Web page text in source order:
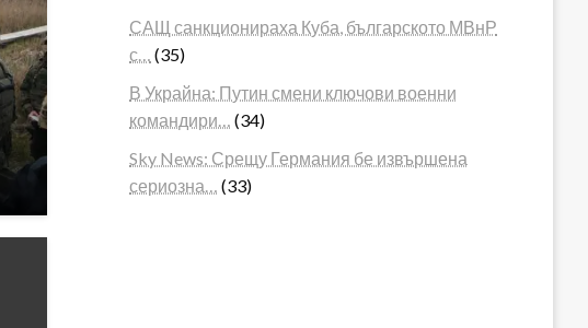
САЩ санкционираха Куба, българското МВнР
с…
(35)
В Украйна: Путин смени ключови военни
командири…
(34)
Sky News: Срещу Германия бе извършена
сериозна…
(33)